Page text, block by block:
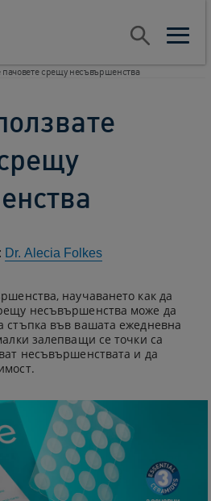
open
open
пачовете срещу несъвършенства
Dr. Alecia Folkes
научаването как да
несъвършенства може да
стъпка във вашата ежедневна
залепващи се точки са
несъвършенствата и да